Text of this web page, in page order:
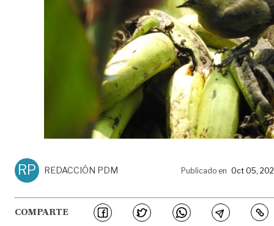
RP REDACCIÓN PDM Publicado en Oct 05,
COMPARTE